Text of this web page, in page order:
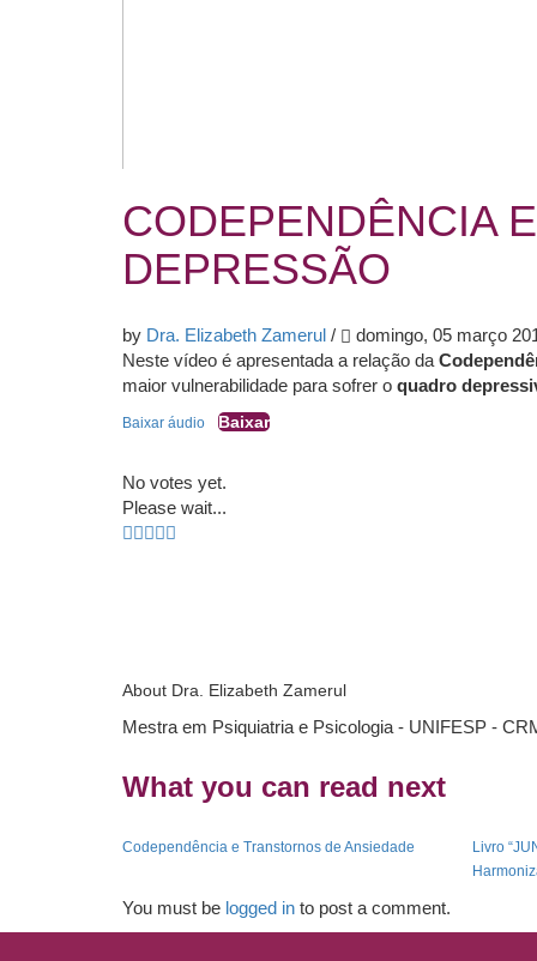
CODEPENDÊNCIA
DEPRESSÃO
by Dra. Elizabeth Zamerul / domingo, 05 março
Neste vídeo é apresentada a relação da
maior vulnerabilidade para sofrer o quadro
Baixar áudio Baixar
No votes yet.
Please wait...
About Dra. Elizabeth Zamerul
Mestra em Psiquiatria e Psicologia - UNIFESP -
What you can read next
Codependência e Transtornos de Ansiedade
Livro
You must be logged in to post a comment.